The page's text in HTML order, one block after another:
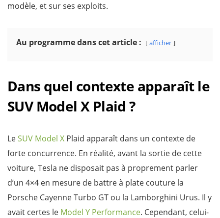
modèle, et sur ses exploits.
Au programme dans cet article : afficher
Dans quel contexte apparaît le
SUV Model X Plaid ?
LeSUV Model X Plaid apparaît dans un contexte de
forte concurrence. En réalité, avant la sortie de cette
voiture, Tesla ne disposait pas à proprement parler
d’un 4×4 en mesure de battre à plate couture la
Porsche Cayenne Turbo GT ou la Lamborghini Urus. Il y
avait certes le Model Y Performance. Cependant, celui-